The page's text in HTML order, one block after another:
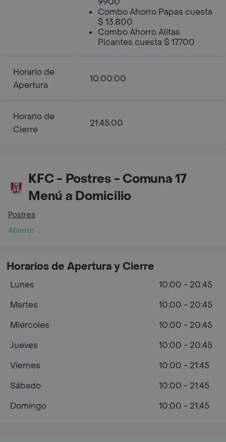
Combo Ahorro Papas cuesta
$ 13.800
Combo Ahorro Alitas
Picantes cuesta $ 17.700
Horario de
Apertura
10:00:00
Horario de
Cierre
21:45:00
KFC - Postres - Comuna 17
Menú a Domicilio
Postres
Abierto
Horarios de Apertura y Cierre
Lunes
10:00 - 20:45
Martes
10:00 - 20:45
Miércoles
10:00 - 20:45
Jueves
10:00 - 20:45
Viernes
10:00 - 21:45
Sábado
10:00 - 21:45
Domingo
10:00 - 21:45